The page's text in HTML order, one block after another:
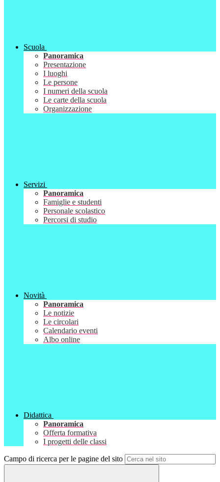
Scuola
Panoramica
Presentazione
I luoghi
Le persone
I numeri della scuola
Le carte della scuola
Organizzazione
Servizi
Panoramica
Famiglie e studenti
Personale scolastico
Percorsi di studio
Novità
Panoramica
Le notizie
Le circolari
Calendario eventi
Albo online
Didattica
Panoramica
Offerta formativa
I progetti delle classi
Campo di ricerca per le pagine del sito